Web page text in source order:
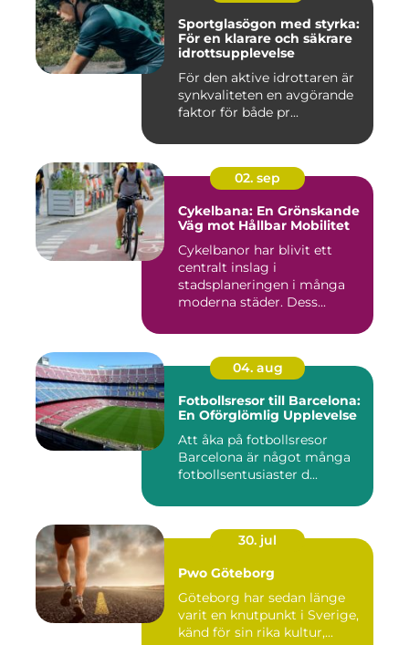
Sportglasögon med styrka:
För en klarare och säkrare
idrottsupplevelse
För den aktive idrottaren är
synkvaliteten en avgörande
faktor för både pr...
02. sep
Cykelbana: En Grönskande
Väg mot Hållbar Mobilitet
Cykelbanor har blivit ett
centralt inslag i
stadsplaneringen i många
moderna städer. Dess...
04. aug
Fotbollsresor till Barcelona:
En Oförglömlig Upplevelse
Att åka på fotbollsresor
Barcelona är något många
fotbollsentusiaster d...
30. jul
Pwo Göteborg
Göteborg har sedan länge
varit en knutpunkt i Sverige,
känd för sin rika kultur,...